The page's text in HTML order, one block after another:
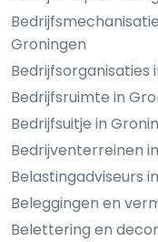
Groningen
Bedrijfsorganisaties
Bedrijfsruimte in
Bedrijfsuitje in
Bedrijventerreinen
Belastingadviseurs
Beleggingen en
Belettering en